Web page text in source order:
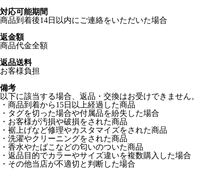
対応可能期間
商品到着後14日以内にご連絡をいただいた場合
返金額
商品代金全額
返品送料
お客様負担
備考
以下に該当する場合、返品・交換はお受けできません。
・商品到着から15日以上経過した商品
・タグを切った場合や付属品を紛失した場合
・お客様が汚損や破損をされた商品
・裾上げなど修理やカスタマイズをされた商品
・洗濯やクリーニングをされた商品
・香水やたばこなどの匂いのついた商品
・返品目的でカラーやサイズ違いを複数購入した場合
・その他当店が不適切と判断した場合